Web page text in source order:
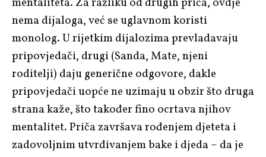
nema dijaloga, već se uglavnom koristi
monolog. U rijetkim dijalozima prevladavaju
pripovjedači, drugi (Sanda, Mate, njeni
roditelji) daju generične odgovore, dakle
pripovjedači uopće ne uzimaju u obzir što druga
strana kaže, što također fino ocrtava njihov
mentalitet. Priča završava rođenjem djeteta i
zadovoljnim utvrđivanjem bake i djeda – da je